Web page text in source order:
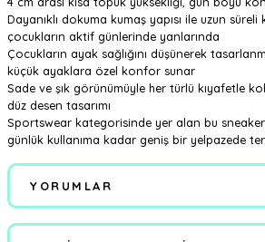
Dayanıklı dokuma kumaş yapısı ile uzun süreli
çocukların aktif günlerinde yanlarında
Çocukların ayak sağlığını düşünerek
küçük ayaklara özel konfor sunar
Sade ve şık görünümüyle her türlü kıyafetle
düz desen tasarımı
Sportswear kategorisinde yer alan bu
günlük kullanıma kadar geniş bir yelpazede
YORUMLAR